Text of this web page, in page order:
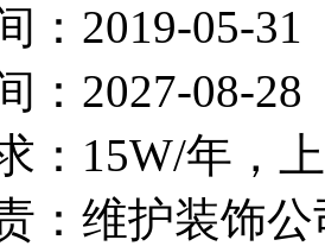
：2019-05-31
：2027-08-28
：15W/年，
：维护装饰